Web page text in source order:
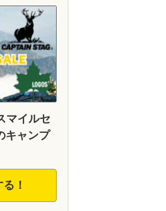
マイルセ
キャンプ
！